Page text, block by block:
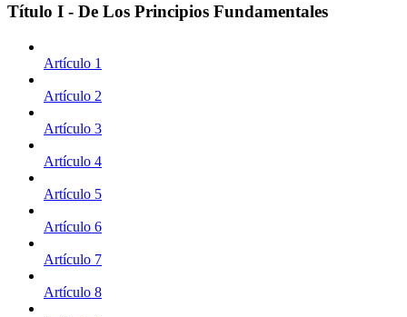
Título I - De Los Principios Fundamentales
Artículo 1
Artículo 2
Artículo 3
Artículo 4
Artículo 5
Artículo 6
Artículo 7
Artículo 8